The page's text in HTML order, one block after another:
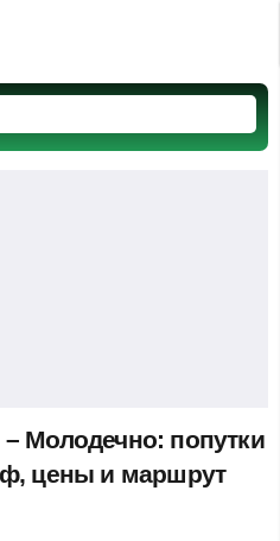
Молодечно: попутки
цены и маршрут